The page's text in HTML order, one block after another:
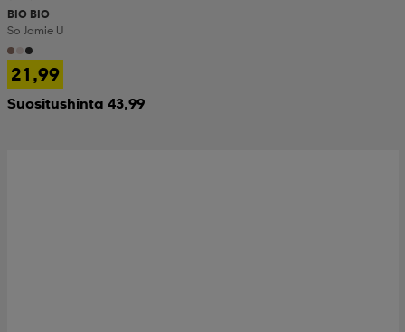
BIO BIO
So Jamie U
21,99
Suositushinta 43,99